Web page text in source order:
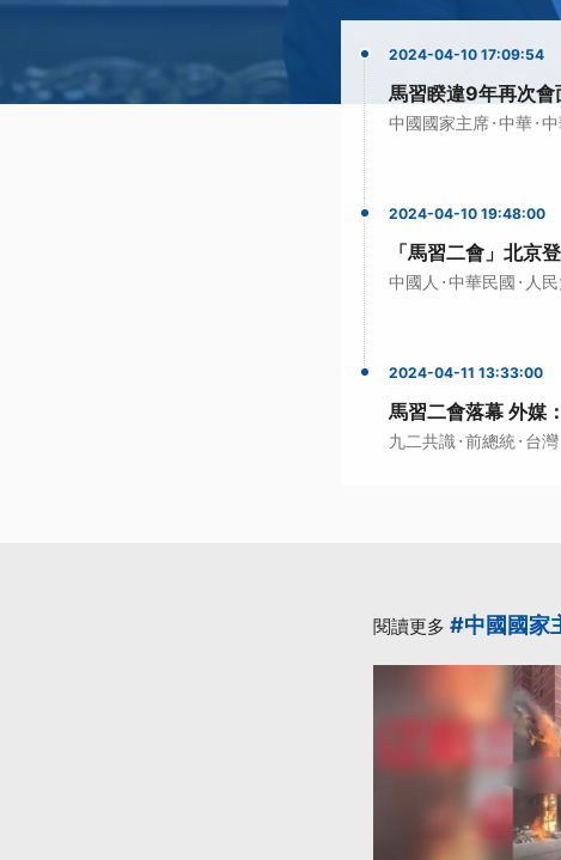
2024-04-10 17:09:54
馬習睽違9年再次會
中國國家主席·中華·
2024-04-10 19:48:00
「馬習二會」北京
中國人 ·中華民國 · 人
2024-04-11 13:33:00
馬習二會落幕 外媒
九二共識 ·前總統· 台灣
閱讀更多 #中國國家